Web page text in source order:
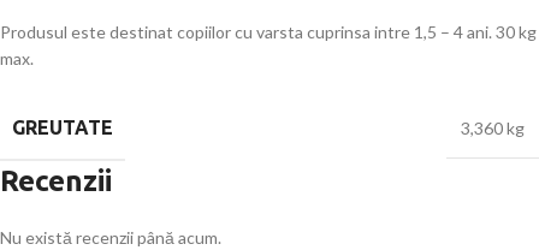
Produsul este destinat copiilor cu varsta cuprinsa intre 1,5 – 4 ani. 30 kg
max.
GREUTATE 3,360 kg
Recenzii
Nu există recenzii până acum.